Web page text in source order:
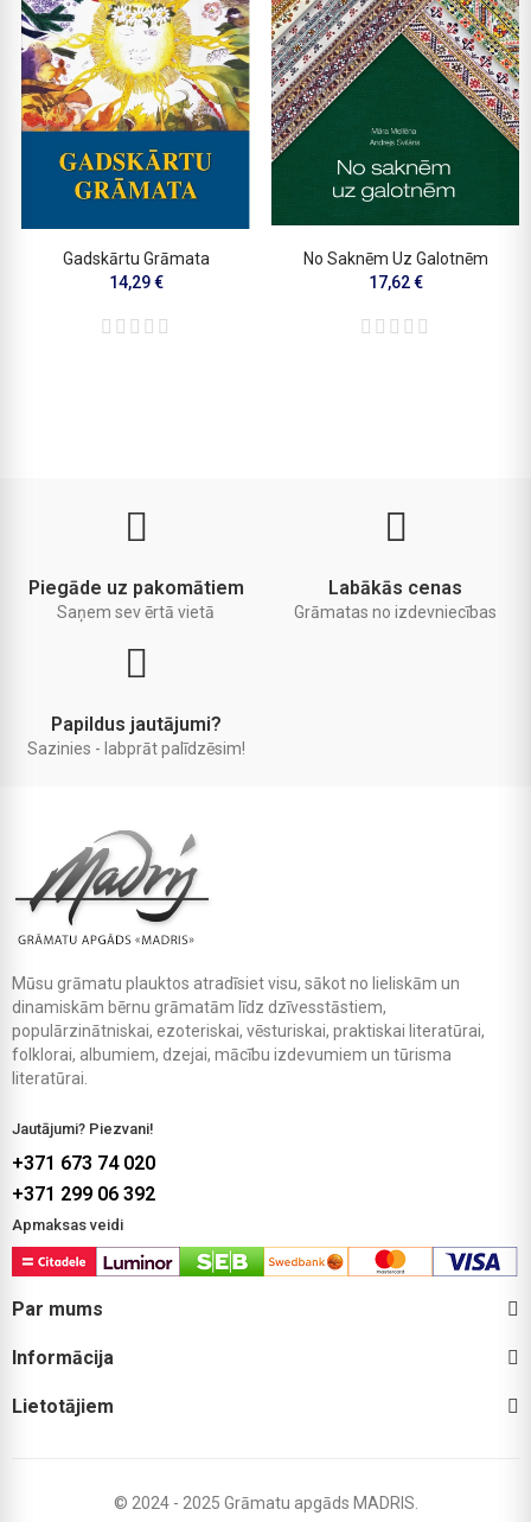
Gadskārtu Grāmata
14,29 €
No Saknēm Uz Galotnēm
17,62 €
Piegāde uz pakomātiem
Saņem sev ērtā vietā
Labākās cenas
Grāmatas no izdevniecības
Papildus jautājumi?
Sazinies - labprāt palīdzēsim!
Mūsu grāmatu plauktos atradīsiet visu, sākot no lieliskām un
dinamiskām bērnu grāmatām līdz dzīvesstāstiem,
populārzinātniskai, ezoteriskai, vēsturiskai, praktiskai literatūrai,
folklorai, albumiem, dzejai, mācību izdevumiem un tūrisma
literatūrai.
Jautājumi? Piezvani!
+371 673 74 020
+371 299 06 392
Apmaksas veidi
Par mums
Informācija
Lietotājiem
© 2024 - 2025 Grāmatu apgāds MADRIS.